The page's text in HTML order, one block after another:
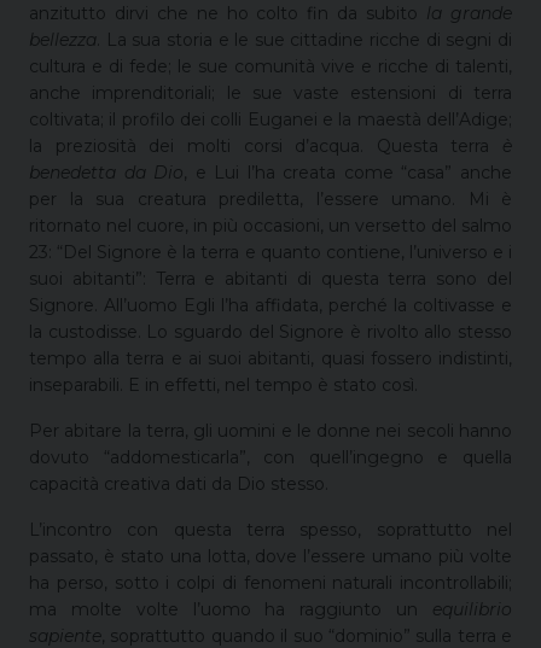
anzitutto dirvi che ne ho colto fin da subito la grande
bellezza . La sua storia e le sue cittadine ricche di segni di
cultura e di fede; le sue comunità vive e ricche di talenti,
anche imprenditoriali; le sue vaste estensioni di terra
coltivata; il profilo dei colli Euganei e la maestà dell’Adige;
la preziosità dei molti corsi d’acqua. Questa terra è
benedetta da Dio, e Lui l’ha creata come “casa” anche
per la sua creatura prediletta, l’essere umano. Mi è
ritornato nel cuore, in più occasioni, un versetto del salmo
23: “Del Signore è la terra e quanto contiene, l’universo e i
suoi abitanti”: Terra e abitanti di questa terra sono del
Signore. All’uomo Egli l’ha affidata, perché la coltivasse e
la custodisse. Lo sguardo del Signore è rivolto allo stesso
tempo alla terra e ai suoi abitanti, quasi fossero indistinti,
inseparabili. E in effetti, nel tempo è stato così.
Per abitare la terra, gli uomini e le donne nei secoli hanno
dovuto “addomesticarla”, con quell’ingegno e quella
capacità creativa dati da Dio stesso.
L’incontro con questa terra spesso, soprattutto nel
passato, è stato una lotta, dove l’essere umano più volte
ha perso, sotto i colpi di fenomeni naturali incontrollabili;
ma molte volte l’uomo ha raggiunto un equilibrio
sapiente, soprattutto quando il suo “dominio” sulla terra e